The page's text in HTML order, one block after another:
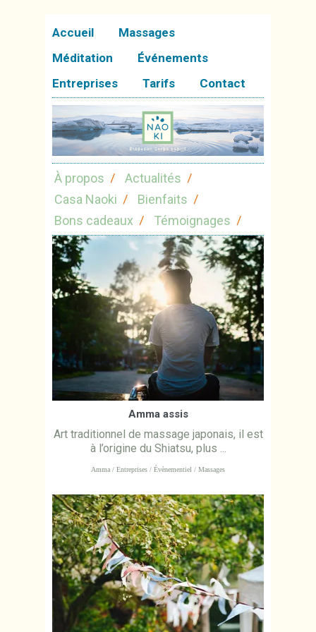
Accueil
Massages
Méditation
Événements
Entreprises
Tarifs Contact
À propos
Actualités
Casa Naoki
Bienfaits
Bons cadeaux
Témoignages
Amma assis
Art traditionnel de massage japonais, il est
à l’origine du Shiatsu, plus ...
Amma / Entreprises / Évènementiel / Massages